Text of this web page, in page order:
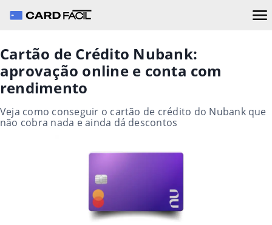
Cartão de Crédito Nubank:
aprovação online e conta com
rendimento
Veja como conseguir o cartão de crédito do Nubank que
não cobra nada e ainda dá descontos